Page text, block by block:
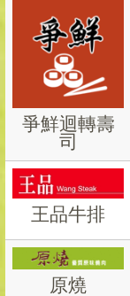
爭鮮迴轉壽
司
王品牛排
原燒